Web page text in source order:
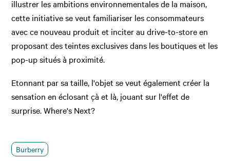
illustrer les ambitions environnementales de la maison,
cette initiative se veut familiariser les consommateurs
avec ce nouveau produit et inciter au drive-to-store en
proposant des teintes exclusives dans les boutiques et les
pop-up situés à proximité.
Etonnant par sa taille, l'objet se veut également créer la
sensation en éclosant çà et là, jouant sur l'effet de
surprise. Where's Next?
Burberry